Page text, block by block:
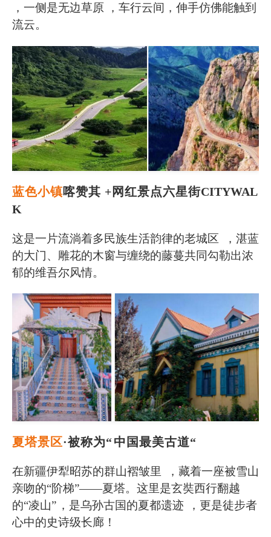
，一侧是无边草原 ，车行云间， 伸手仿佛能触到
流云。
蓝色小镇喀赞其 +网红景点六星街CITYWAL
K
这是一片流淌着多民族生活韵律的老城区
，湛蓝
的大门、雕花的木窗与缠绕的藤蔓共同勾勒出浓
郁的维吾尔风情。
夏塔景区·被称为“中国最美古道“
在新疆伊犁昭苏的群山褶皱里
，藏着一座被雪山
亲吻的“阶梯”——夏塔。这里是玄奘西行翻越
的“凌山” ，是乌孙古国的夏都遗迹
，更是徒步者
心中的史诗级长廊！